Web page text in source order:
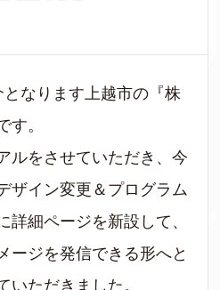
なります上越市の『株
す。
ルをさせていただき、今
ザイン変更＆プログラム
詳細ページを新設して、
ージを発信できる形へと
いただきました。